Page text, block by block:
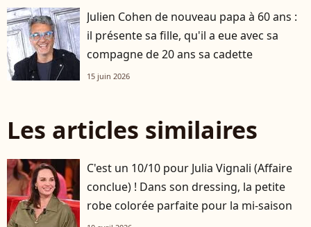
Julien Cohen de nouveau papa à 60 ans :
il présente sa fille, qu'il a eue avec sa
compagne de 20 ans sa cadette
15 juin 2026
Les articles similaires
C'est un 10/10 pour Julia Vignali (Affaire
conclue) ! Dans son dressing, la petite
robe colorée parfaite pour la mi-saison